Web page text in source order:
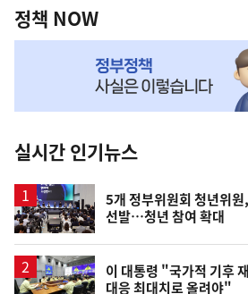
책
NOW,
뉴
스
정책 NOW
실시간 인기뉴스
5개 정부위원회 청년위
선발…청년 참여 확대
이 대통령 "국가적 기후
대응 최대치로 올려야"